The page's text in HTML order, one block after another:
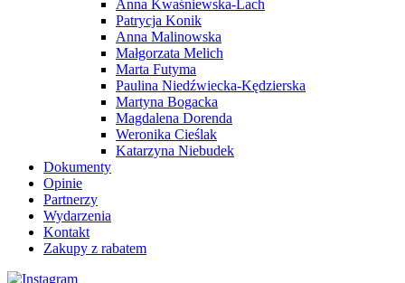
Anna Kwaśniewska-Lach
Patrycja Konik
Anna Malinowska
Małgorzata Melich
Marta Futyma
Paulina Niedźwiecka-Kędzierska
Martyna Bogacka
Magdalena Dorenda
Weronika Cieślak
Katarzyna Niebudek
Dokumenty
Opinie
Partnerzy
Wydarzenia
Kontakt
Zakupy z rabatem